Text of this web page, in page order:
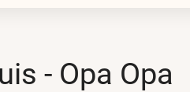
- Opa Opa